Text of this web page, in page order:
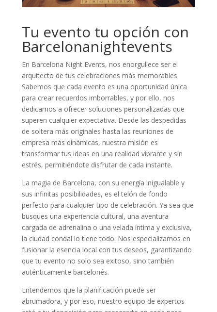
Tu evento tu opción con
Barcelonanightevents
En Barcelona Night Events, nos enorgullece ser el
arquitecto de tus celebraciones más memorables.
Sabemos que cada evento es una oportunidad única
para crear recuerdos imborrables, y por ello, nos
dedicamos a ofrecer soluciones personalizadas que
superen cualquier expectativa. Desde las despedidas
de soltera más originales hasta las reuniones de
empresa más dinámicas, nuestra misión es
transformar tus ideas en una realidad vibrante y sin
estrés, permitiéndote disfrutar de cada instante.
La magia de Barcelona, con su energía inigualable y
sus infinitas posibilidades, es el telón de fondo
perfecto para cualquier tipo de celebración. Ya sea que
busques una experiencia cultural, una aventura
cargada de adrenalina o una velada íntima y exclusiva,
la ciudad condal lo tiene todo. Nos especializamos en
fusionar la esencia local con tus deseos, garantizando
que tu evento no solo sea exitoso, sino también
auténticamente barcelonés.
Entendemos que la planificación puede ser
abrumadora, y por eso, nuestro equipo de expertos